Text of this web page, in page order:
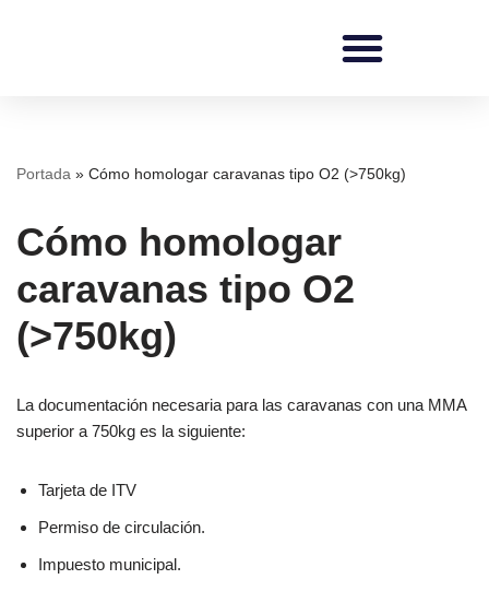
Portada » Cómo homologar caravanas tipo O2 (>750kg)
Cómo homologar
caravanas tipo O2
(>750kg)
La documentación necesaria para las caravanas con una MMA
superior a 750kg es la siguiente:
Tarjeta de ITV
Permiso de circulación.
Impuesto municipal.